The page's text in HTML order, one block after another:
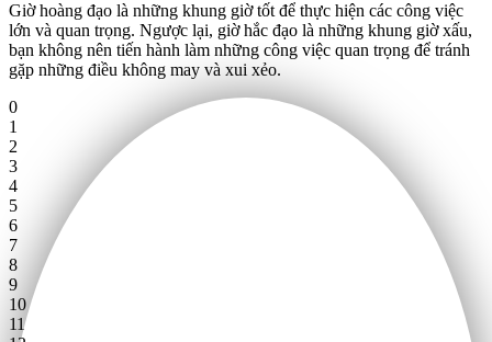
Giờ hoàng đạo là những khung giờ tốt để thực hiện các công việc
lớn và quan trọng. Ngược lại, giờ hắc đạo là những khung giờ xấu,
bạn không nên tiến hành làm những công việc quan trọng để tránh
gặp những điều không may và xui xẻo.
0
1
2
3
4
5
6
7
8
9
10
11